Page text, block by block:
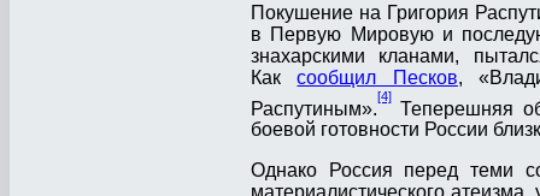
Покушение на Григория
в Первую Мировую и
знахарскими кланами,
Каксообщил Песков,
Распутиным».
[4]
Теперешняя
боевой готовности России
Однако Россия перед теми